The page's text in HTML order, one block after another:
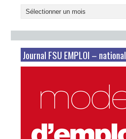
Archives
par
dates
Journal FSU EMPLOI – national